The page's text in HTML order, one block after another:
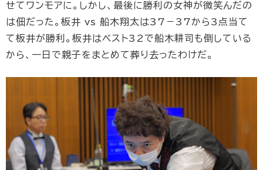
せてワンモアに。しかし、最後に勝利の女神が微笑んだの
は佃だった。板井 vs 船木翔太は37－37から3点当て
て板井が勝利。板井はベスト32で船木耕司も倒している
から、一日で親子をまとめて葬り去ったわけだ。